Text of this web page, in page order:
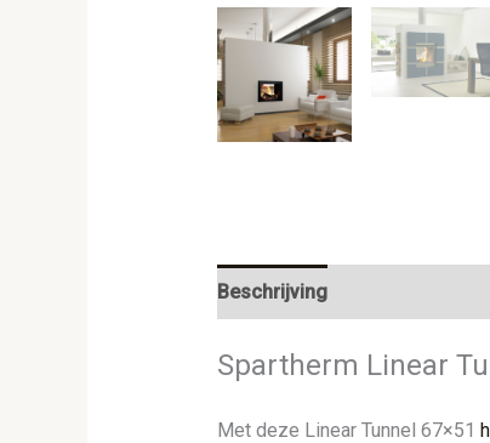
Beschrijving
Spartherm Linear
Met deze Linear Tunnel 67×51